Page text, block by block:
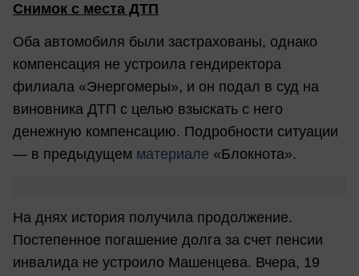
Снимок с места ДТП
Оба автомобиля были застрахованы, однако
компенсация не устроила гендиректора
филиала «Энергомеры», и он подал в суд на
виновника ДТП с целью взыскать с него
денежную компенсацию. Подробности ситуации
— в предыдущем материале «Блокнота».
На днях история получила продолжение.
Постепенное погашение долга за счет пенсии
инвалида не устроило Машенцева. Вчера, 19